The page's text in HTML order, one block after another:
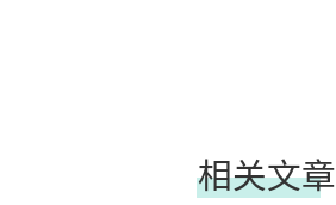
相关文章